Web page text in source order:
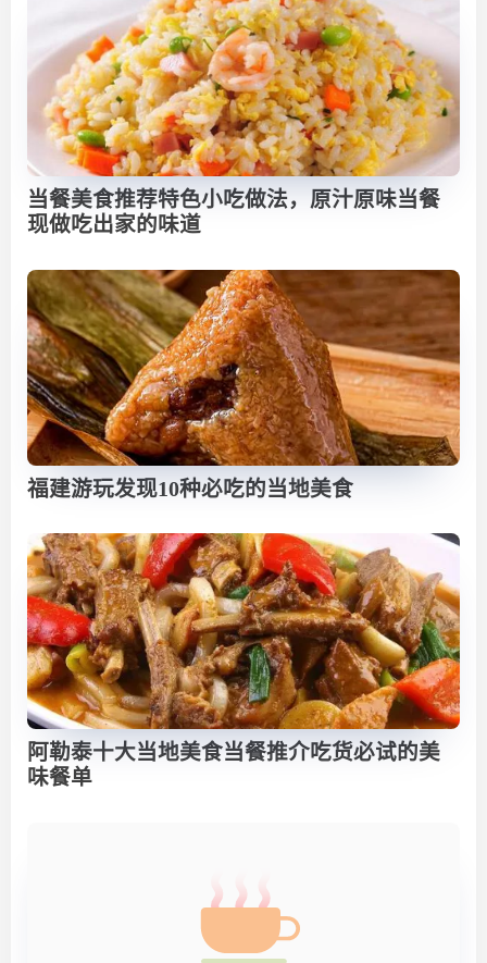
当餐美食推荐特色小吃做法，原汁原味当餐
现做吃出家的味道
福建游玩发现10种必吃的当地美食
阿勒泰十大当地美食当餐推介吃货必试的美
味餐单